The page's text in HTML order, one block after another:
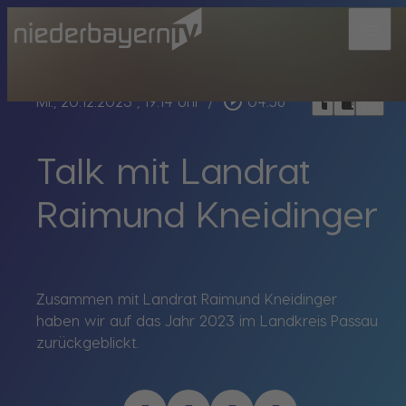
Mi., 20.12.2023 , 19:14 Uhr / play_circle_outline 04:56 headphoneschrome_reader_modebookmark_border
Talk mit Landrat
Raimund Kneidinger
Zusammen mit Landrat Raimund Kneidinger
haben wir auf das Jahr 2023 im Landkreis Passau
zurückgeblickt.